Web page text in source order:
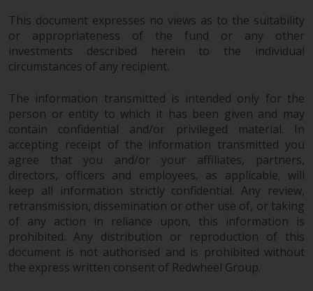
Eignung für einen bestimmten
Zweck übernommen. Redwheel
hat seine eigenen Ansichten und
Meinungen auf dieser Website
Unternehmen) geäußert, und
diese können sich ohne
Vorankündigung ändern.
Redwheel ist nicht verpflichtet,
Informationen zu aktualisieren,
und Leser sollten sich bei einer
Anlageentscheidung nicht
ausschließlich auf die auf dieser
Website enthaltenen
Informationen verlassen.
This document expresses no views as to the suitability
or appropriateness of the fund or any other
investments described herein to the individual
circumstances of any recipient.
The information transmitted is intended only for the
person or entity to which it has been given and may
contain confidential and/or privileged material. In
accepting receipt of the information transmitted you
agree that you and/or your affiliates, partners,
directors, officers and employees, as applicable, will
keep all information strictly confidential. Any review,
retransmission, dissemination or other use of, or taking
of any action in reliance upon, this information is
prohibited. Any distribution or reproduction of this
document is not authorised and is prohibited without
the express written consent of Redwheel Group.